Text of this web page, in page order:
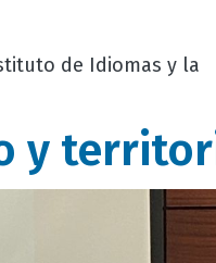
de Idiomas y la
y